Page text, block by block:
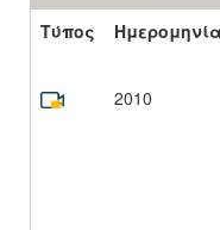
Τύπος
Ημερομηνία
2010